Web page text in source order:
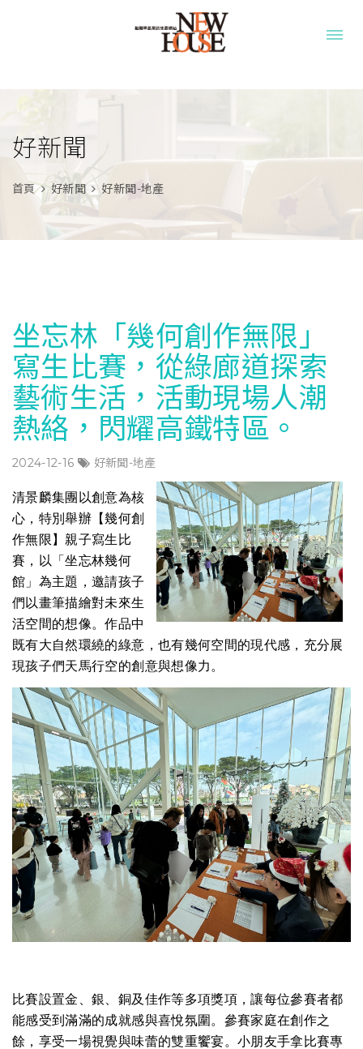
好新聞
首頁 好新聞 好新聞-地產
坐忘林「幾何創作無限」
寫生比賽，從綠廊道探索
藝術生活，活動現場人潮
熱絡，閃耀高鐵特區。
2024-12-16 好新聞-地產
清景麟集團以創意為核
心，特別舉辦【幾何創
作無限】親子寫生比
賽，以「坐忘林幾何
館」為主題，邀請孩子
們以畫筆描繪對未來生
活空間的想像。作品中
既有大自然環繞的綠意，也有幾何空間的現代感，充分展
現孩子們天馬行空的創意與想像力。
比賽設置金、銀、銅及佳作等多項獎項，讓每位參賽者都
能感受到滿滿的成就感與喜悅氛圍。參賽家庭在創作之
餘，享受一場視覺與味蕾的雙重饗宴。小朋友手拿比賽專